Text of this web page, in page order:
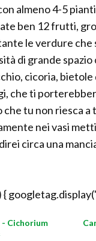
almeno 4-5
ben 12 frutti,
le verdure
di grande
cicoria,
che ti
che tu non riesca
nei vasi
circa una
Cichorium